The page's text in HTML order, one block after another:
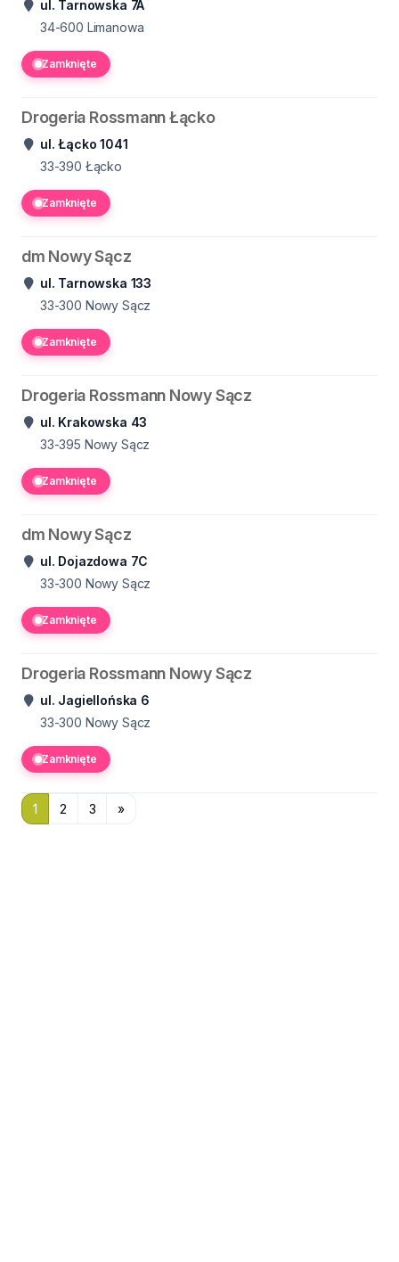
ul. Tarnowska 7A
34-600 Limanowa
Zamknięte
Drogeria Rossmann Łącko
ul. Łącko 1041
33-390 Łącko
Zamknięte
dm Nowy Sącz
ul. Tarnowska 133
33-300 Nowy Sącz
Zamknięte
Drogeria Rossmann Nowy Sącz
ul. Krakowska 43
33-395 Nowy Sącz
Zamknięte
dm Nowy Sącz
ul. Dojazdowa 7C
33-300 Nowy Sącz
Zamknięte
Drogeria Rossmann Nowy Sącz
ul. Jagiellońska 6
33-300 Nowy Sącz
Zamknięte
1 2 3 »